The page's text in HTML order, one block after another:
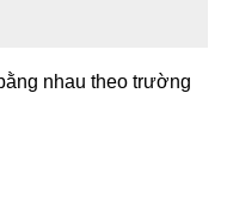
nhau theo trường